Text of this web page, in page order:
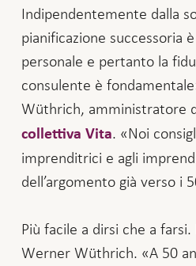
Indipendentemente dalla
pianificazione successoria
personale e pertanto la
consulente è
Wüthrich, amministratore
collettiva Vita. «Noi
imprenditrici e agli
dell’argomento già verso i
Più facile a dirsi che a farsi.
Werner Wüthrich. «A 50